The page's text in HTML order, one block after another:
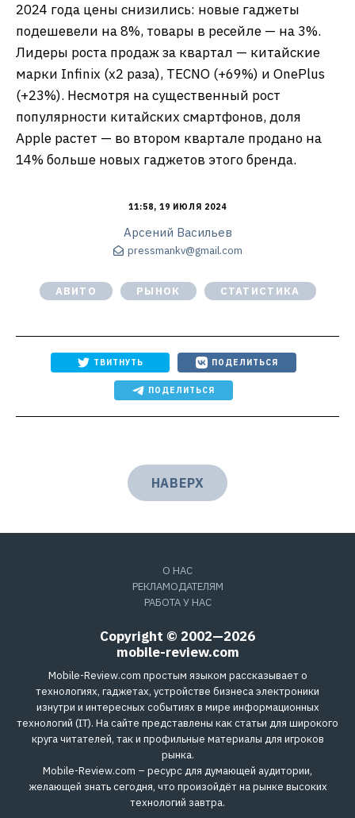
2024 года цены снизились: новые гаджеты
подешевели на 8%, товары в ресейле — на 3%.
Лидеры роста продаж за квартал — китайские
марки Infinix (х2 раза), TECNO (+69%) и OnePlus
(+23%). Несмотря на существенный рост
популярности китайских смартфонов, доля
Apple растет — во втором квартале продано на
14% больше новых гаджетов этого бренда.
11:58, 19 ИЮЛЯ 2024
Арсений Васильев
pressmankv@gmail.com
АВИТО РЫНОК СТАТИСТИКА
ТВИТНУТЬ ПОДЕЛИТЬСЯ
ПОДЕЛИТЬСЯ
НАВЕРХ
О НАС
РЕКЛАМОДАТЕЛЯМ
РАБОТА У НАС
Copyright © 2002—2026
mobile-review.com
Mobile-Review.com простым языком рассказывает о
технологиях, гаджетах, устройстве бизнеса электроники
изнутри и интересных событиях в мире информационных
технологий (IT). На сайте представлены как статьи для широкого
круга читателей, так и профильные материалы для игроков
рынка.
Mobile-Review.com – ресурс для думающей аудитории,
желающей знать сегодня, что произойдёт на рынке высоких
технологий завтра.